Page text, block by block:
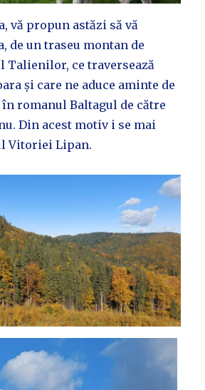
vă propun astăzi să vă
de un traseu montan de
Talienilor, ce traversează
și care ne aduce aminte de
romanul Baltagul de către
Din acest motiv i se mai
Vitoriei Lipan.